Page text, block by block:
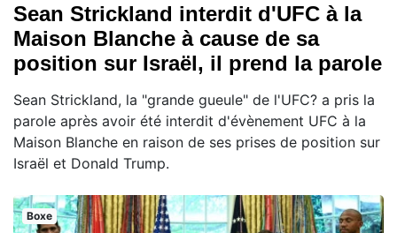
Sean Strickland interdit d'UFC à la
Maison Blanche à cause de sa
position sur Israël, il prend la parole
Sean Strickland, la "grande gueule" de l'UFC? a pris la
parole après avoir été interdit d'évènement UFC à la
Maison Blanche en raison de ses prises de position sur
Israël et Donald Trump.
Boxe